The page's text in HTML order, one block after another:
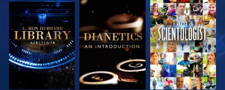
EXPLORE A SÉRIE EXPLORE A SÉRIE VEJA